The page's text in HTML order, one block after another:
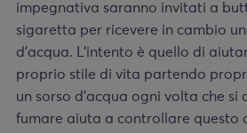
impegnativa saranno invitati a
sigaretta per ricevere in cambio
d’acqua. L’intento è quello di
proprio stile di vita partendo
un sorso d’acqua ogni volta che si
fumare aiuta a controllare questo